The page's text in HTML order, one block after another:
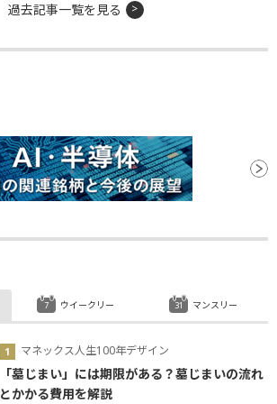
過去記事一覧を見る
マネックス人生100年デザイン
「墓じまい」には期限がある？墓じまいの流れ
とかかる費用を解説
ウイークリー マンスリー